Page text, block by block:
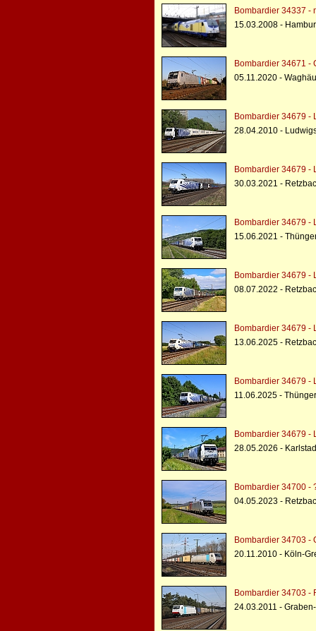
Bombardier 34337 -
15.03.2008 -
Bombardier 34671 -
05.11.2020 -
Bombardier 34679 -
28.04.2010 -
Bombardier 34679 -
30.03.2021 -
Bombardier 34679 -
15.06.2021 -
Bombardier 34679 -
08.07.2022 -
Bombardier 34679 -
13.06.2025 -
Bombardier 34679 -
11.06.2025 -
Bombardier 34679 -
28.05.2026 -
Bombardier 34700 -
04.05.2023 -
Bombardier 34703 -
20.11.2010 - Köln-
Bombardier 34703 -
24.03.2011 -